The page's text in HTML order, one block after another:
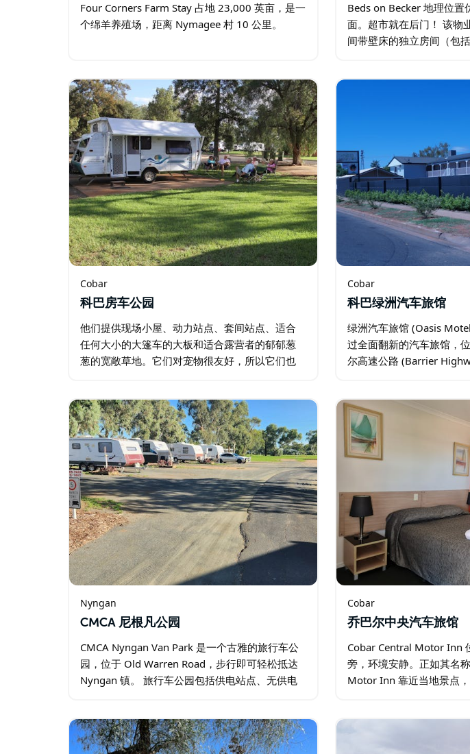
Four Corners Farm Stay 占地 23,000 英亩，是一
个绵羊养殖场，距离 Nymagee 村 10 公里。
Beds on Becker 地理位置
面。超市就在后门！ 该物
间带壁床的独立房间（包
Cobar
科巴房车公园
他们提供现场小屋、动力站点、套间站点、适合
任何大小的大篷车的大板和适合露营者的郁郁葱
葱的宽敞草地。它们对宠物很友好，所以它们也
达 Cobar 中心…
Cobar
科巴绿洲汽车旅馆
绿洲汽车旅馆 (Oasis
过全面翻新的汽车旅馆，
尔高速公路 (Barrier
Nyngan
CMCA 尼根凡公园
CMCA Nyngan Van Park 是一个古雅的旅行车公
园，位于 Old Warren Road，步行即可轻松抵达
Nyngan 镇。 旅行车公园包括供电站点、无供电
Cobar
乔巴尔中央汽车旅馆
Cobar Central Motor Inn
旁，环境安静。正如其名
Motor Inn 靠近当地景点